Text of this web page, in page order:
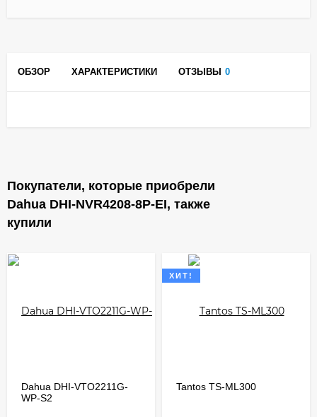
ОБЗОР ХАРАКТЕРИСТИКИ ОТЗЫВЫ 0
Покупатели, которые приобрели
Dahua DHI-NVR4208-8P-EI, также
купили
Dahua DHI-VTO2211G-
WP-S2
ХИТ!
Tantos TS-ML300